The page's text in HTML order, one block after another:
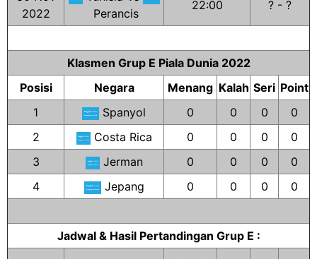
2022
Perancis
22:00 ? - ?
Klasmen Grup E Piala Dunia 2022
Posisi
Negara Menang Kalah Seri Point
1
Spanyol 0 0 0
0
2
Costa Rica 0 0 0
0
3
Jerman 0 0 0
0
4
Jepang 0 0 0 0
Jadwal & Hasil Pertandingan Grup E :